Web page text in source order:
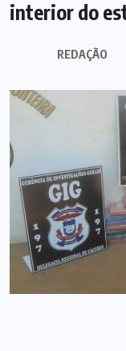
interior do
REDAÇÃO